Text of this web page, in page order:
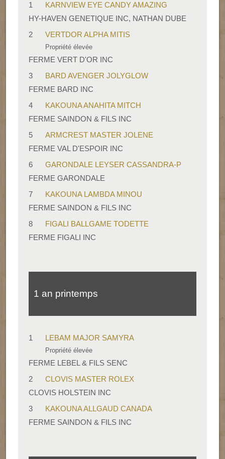
1
KARNVIEW EYE CANDY AMAZING
HY-HAVEN GENETIQUE INC, NATHAN DUBE
2
VERTDOR ALPHA MITIS
Propriété élevée
FERME VERT D'OR INC
3
BARD AVENGER JOLYGLOW
FERME BARD INC
4
KAKOUNA ANAHITA MITCH
FERME SAINDON & FILS INC
5
ARMCREST MASTER JOLENE
FERME VAL D'ESPOIR INC
6
GARONDALE LEYSER CASSANDRA-P
FERME GARONDALE
7
KAKOUNA LAMBDA MINOU
FERME SAINDON & FILS INC
8
FIGALI BALLGAME TODETTE
FERME FIGALI INC
1 an printemps
1 LEBAM MAJOR SAMYRA
Propriété élevée
FERME LEBEL & FILS SENC
2
CLOVIS MASTER ROLEX
CLOVIS HOLSTEIN INC
3
KAKOUNA ALLGAUD CANADA
FERME SAINDON & FILS INC